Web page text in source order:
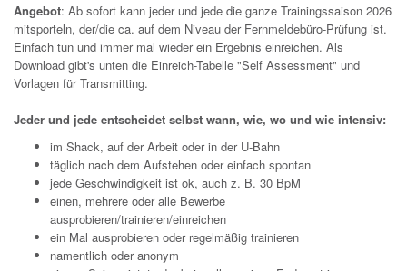
Angebot: Ab sofort kann jeder und jede die ganze Trainingssaison 2026
mitsporteln, der/die ca. auf dem Niveau der Fernmeldebüro-Prüfung ist.
Einfach tun und immer mal wieder ein Ergebnis einreichen. Als
Download gibt's unten die Einreich-Tabelle "Self Assessment" und
Vorlagen für Transmitting.
Jeder und jede entscheidet selbst wann, wie, wo und wie intensiv:
im Shack, auf der Arbeit oder in der U-Bahn
täglich nach dem Aufstehen oder einfach spontan
jede Geschwindigkeit ist ok, auch z. B. 30 BpM
einen, mehrere oder alle Bewerbe
ausprobieren/trainieren/einreichen
ein Mal ausprobieren oder regelmäßig trainieren
namentlich oder anonym